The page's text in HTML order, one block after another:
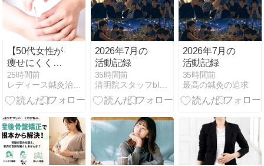
【50代女性が
痩せにくくな
る5つの理
由】更年期や
基礎代謝の変
25時間前
レディース鍼灸治療院Sisのブログ
2026年7月の
活動記録
35時間前
清明院スタッフblog 「清明なる日々」
2026年7月の
活動記録
35時間前
最高の鍼灸の追求